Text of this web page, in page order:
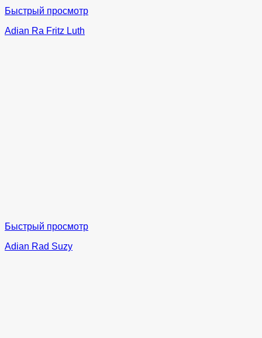
Быстрый просмотр
Adian Ra Fritz Luth
Быстрый просмотр
Adian Rad Suzy